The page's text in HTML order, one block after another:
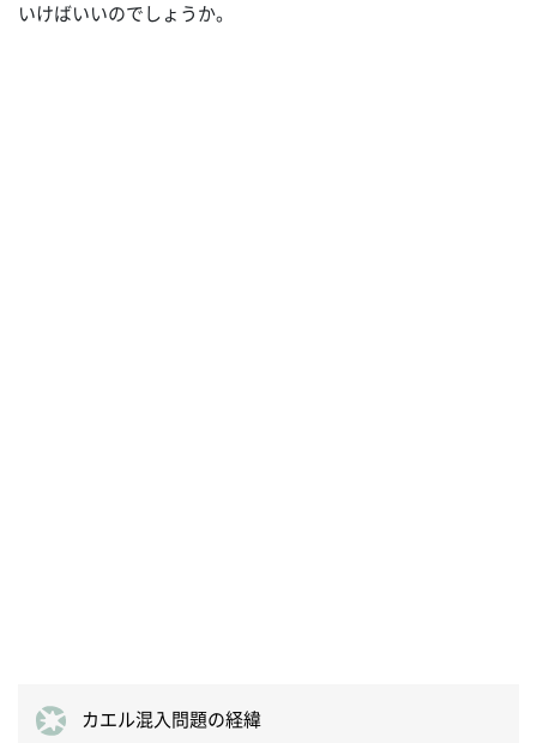
いけばいいのでしょうか。
カエル混入問題の経緯